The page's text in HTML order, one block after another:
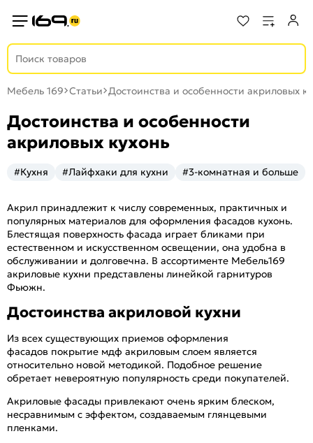
Мебель 169 Статьи Достоинства и особенности акриловых
Достоинства и особенности
акриловых кухонь
#Кухня #Лайфхаки для кухни #3-комнатная и больше
Акрил принадлежит к числу современных, практичных и
популярных материалов для оформления фасадов кухонь.
Блестящая поверхность фасада играет бликами при
естественном и искусственном освещении, она удобна в
обслуживании и долговечна. В ассортименте Мебель169
акриловые кухни представлены линейкой гарнитуров
Фьюжн.
Достоинства акриловой кухни
Из всех существующих приемов оформления
фасадов покрытие мдф акриловым слоем является
относительно новой методикой. Подобное решение
обретает невероятную популярность среди покупателей.
Акриловые фасады привлекают очень ярким блеском,
несравнимым с эффектом, создаваемым глянцевыми
пленками.